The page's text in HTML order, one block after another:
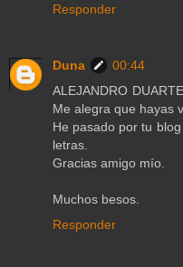
Responder
Duna
00:44
ALEJANDRO
Me alegra que hayas
He pasado por tu
letras.
Gracias amigo mío.
Muchos besos.
Responder